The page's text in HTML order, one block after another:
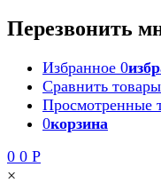
Перезвонить
Избранное 0
Сравнить товары
Просмотренные
0корзина
0 0 Р
×